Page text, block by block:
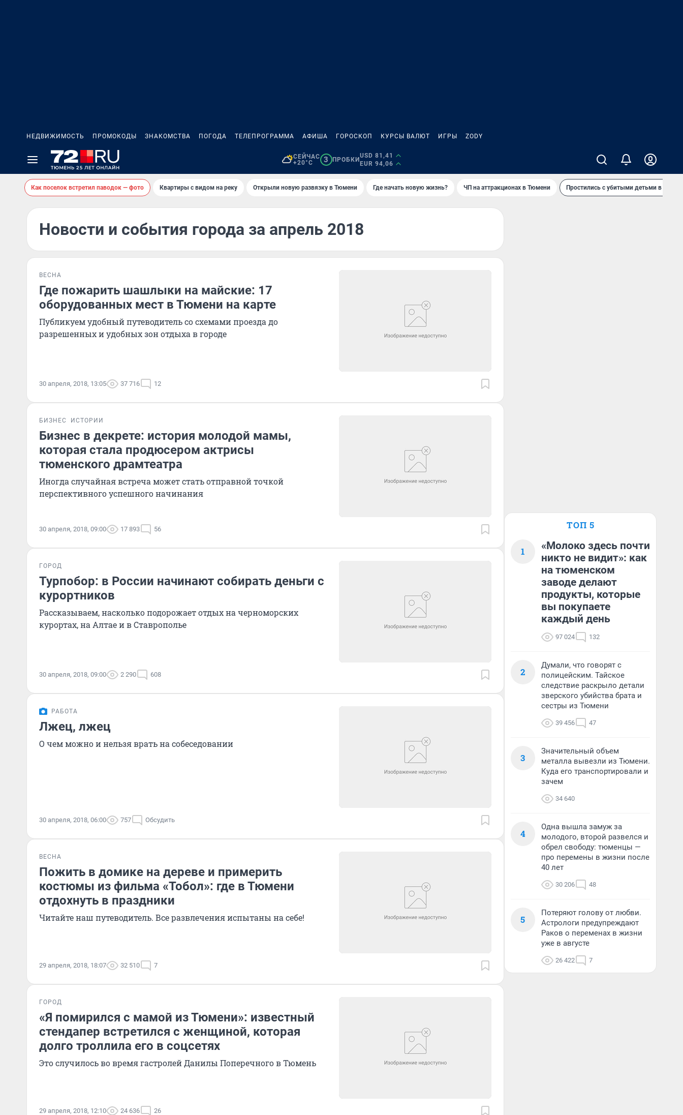
НЕДВИЖИМОСТЬ ПРОМОКОДЫ ЗНАКОМСТВА ПОГОДА ТЕЛЕПРОГРАММА АФИША ГОРОСКОП КУРСЫ ВАЛЮТ ИГРЫ ZODY
СЕЙЧАС
+20°C
3 ПРОБКИ
USD 81,41
EUR 94,06
Как поселок встретил паводок — фото Квартиры с видом на реку Открыли новую развязку в Тюмени Где начать новую жизнь? ЧП на аттракционах в Тюмени Простились с убитыми детьми в
Новости и события города за апрель 2018
ВЕСНА
Где пожарить шашлыки на майские: 17
оборудованных мест в Тюмени на карте
Публикуем удобный путеводитель со схемами проезда до
разрешенных и удобных зон отдыха в городе
30 апреля, 2018, 13:05 37 716 12
БИЗНЕС ИСТОРИИ
Бизнес в декрете: история молодой мамы,
которая стала продюсером актрисы
тюменского драмтеатра
Иногда случайная встреча может стать отправной точкой
перспективного успешного начинания
30 апреля, 2018, 09:00 17 893 56
ГОРОД
Турпобор: в России начинают собирать деньги с
курортников
Рассказываем, насколько подорожает отдых на черноморских
курортах, на Алтае и в Ставрополье
30 апреля, 2018, 09:00 2 290 608
РАБОТА
Лжец, лжец
О чем можно и нельзя врать на собеседовании
30 апреля, 2018, 06:00 757 Обсудить
ВЕСНА
Пожить в домике на дереве и примерить
костюмы из фильма «Тобол»: где в Тюмени
отдохнуть в праздники
Читайте наш путеводитель. Все развлечения испытаны на себе!
29 апреля, 2018, 18:07 32 510 7
ГОРОД
«Я помирился с мамой из Тюмени»: известный
стендапер встретился с женщиной, которая
долго троллила его в соцсетях
Это случилось во время гастролей Данилы Поперечного в Тюмень
29 апреля, 2018, 12:10 24 636 26
ТОП 5
1
«Молоко здесь почти
никто не видит»: как
на тюменском
заводе делают
продукты, которые
вы покупаете
каждый день
97 024 132
2
Думали, что говорят с
полицейским. Тайское
следствие раскрыло детали
зверского убийства брата и
сестры из Тюмени
39 456 47
3
Значительный объем
металла вывезли из Тюмени.
Куда его транспортировали и
зачем
34 640
4
Одна вышла замуж за
молодого, второй развелся и
обрел свободу: тюменцы —
про перемены в жизни после
40 лет
30 206 48
5
Потеряют голову от любви.
Астрологи предупреждают
Раков о переменах в жизни
уже в августе
26 422 7